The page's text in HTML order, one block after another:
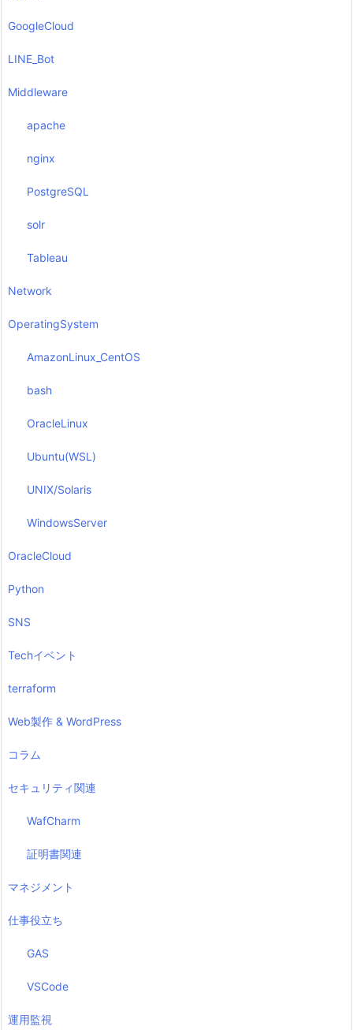
GoogleCloud
LINE_Bot
Middleware
apache
nginx
PostgreSQL
solr
Tableau
Network
OperatingSystem
AmazonLinux_CentOS
bash
OracleLinux
Ubuntu(WSL)
UNIX/Solaris
WindowsServer
OracleCloud
Python
SNS
Techイベント
terraform
Web製作 & WordPress
コラム
セキュリティ関連
WafCharm
証明書関連
マネジメント
仕事役立ち
GAS
VSCode
運用監視